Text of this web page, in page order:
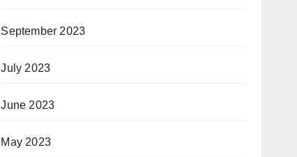
September 2023
July 2023
June 2023
May 2023